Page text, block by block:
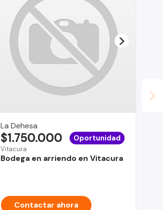
La Dehesa
Vitacura
Bodega en arriendo en Vitacura
$1.750.000 Oportunidad
Contactar ahora